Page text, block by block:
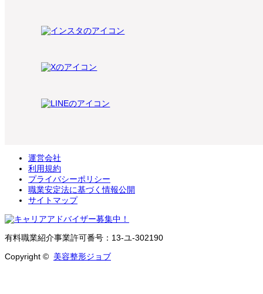
運営会社
利用規約
プライバシーポリシー
職業安定法に基づく情報公開
サイトマップ
有料職業紹介事業許可番号：13-ユ-302190
Copyright © 美容整形ジョブ